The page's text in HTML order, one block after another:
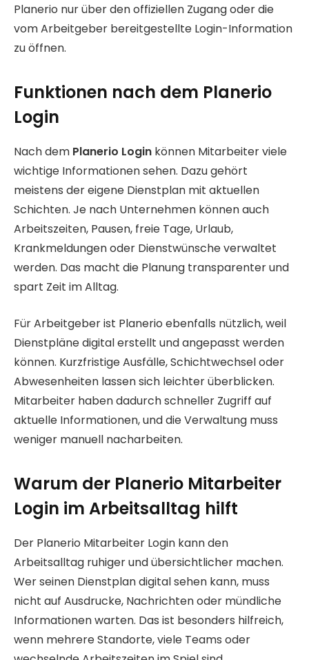
Planerio nur über den offiziellen Zugang oder die
vom Arbeitgeber bereitgestellte Login-Information
zu öffnen.
Funktionen nach dem Planerio
Login
Nach dem Planerio Login können Mitarbeiter viele
wichtige Informationen sehen. Dazu gehört
meistens der eigene Dienstplan mit aktuellen
Schichten. Je nach Unternehmen können auch
Arbeitszeiten, Pausen, freie Tage, Urlaub,
Krankmeldungen oder Dienstwünsche verwaltet
werden. Das macht die Planung transparenter und
spart Zeit im Alltag.
Für Arbeitgeber ist Planerio ebenfalls nützlich, weil
Dienstpläne digital erstellt und angepasst werden
können. Kurzfristige Ausfälle, Schichtwechsel oder
Abwesenheiten lassen sich leichter überblicken.
Mitarbeiter haben dadurch schneller Zugriff auf
aktuelle Informationen, und die Verwaltung muss
weniger manuell nacharbeiten.
Warum der Planerio Mitarbeiter
Login im Arbeitsalltag hilft
Der Planerio Mitarbeiter Login kann den
Arbeitsalltag ruhiger und übersichtlicher machen.
Wer seinen Dienstplan digital sehen kann, muss
nicht auf Ausdrucke, Nachrichten oder mündliche
Informationen warten. Das ist besonders hilfreich,
wenn mehrere Standorte, viele Teams oder